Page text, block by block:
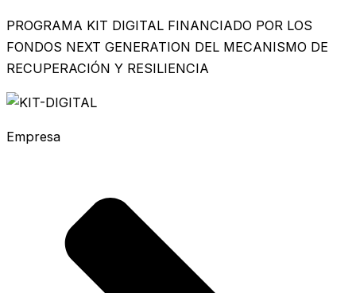
PROGRAMA KIT DIGITAL FINANCIADO POR LOS
FONDOS NEXT GENERATION DEL MECANISMO DE
RECUPERACIÓN Y RESILIENCIA
Empresa